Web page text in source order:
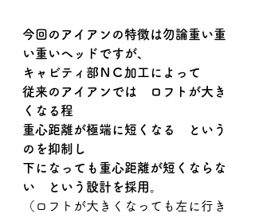
今回のアイアンの特徴は勿論重い重
い重いヘッドですが、
キャビティ部ＮＣ加工によって
従来のアイアンでは　ロフトが大き
くなる程
重心距離が極端に短くなる　という
のを抑制し
下になっても重心距離が短くならな
い　という設計を採用。
（ロフトが大きくなっても左に行き